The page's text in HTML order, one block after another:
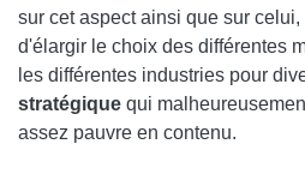
sur cet aspect ainsi que sur
d'élargir le choix des différentes
les différentes industries pour
stratégique qui
assez pauvre en contenu.